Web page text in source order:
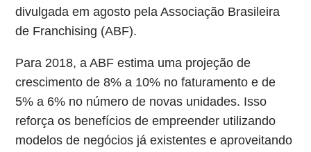
divulgada em agosto pela Associação Brasileira
de Franchising (ABF).
Para 2018, a ABF estima uma projeção de
crescimento de 8% a 10% no faturamento e de
5% a 6% no número de novas unidades. Isso
reforça os benefícios de empreender utilizando
modelos de negócios já existentes e aproveitando